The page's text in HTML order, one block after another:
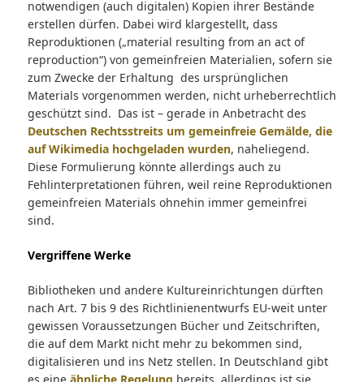
notwendigen (auch digitalen) Kopien ihrer Bestände
erstellen dürfen. Dabei wird klargestellt, dass
Reproduktionen („material resulting from an act of
reproduction“) von gemeinfreien Materialien, sofern sie
zum Zwecke der Erhaltung des ursprünglichen
Materials vorgenommen werden, nicht urheberrechtlich
geschützt sind. Das ist – gerade in Anbetracht des
Deutschen Rechtsstreits um gemeinfreie Gemälde, die
auf Wikimedia hochgeladen wurden, naheliegend.
Diese Formulierung könnte allerdings auch zu
Fehlinterpretationen führen, weil reine Reproduktionen
gemeinfreien Materials ohnehin immer gemeinfrei
sind.
Vergriffene Werke
Bibliotheken und andere Kultureinrichtungen dürften
nach Art. 7 bis 9 des Richtlinienentwurfs EU-weit unter
gewissen Voraussetzungen Bücher und Zeitschriften,
die auf dem Markt nicht mehr zu bekommen sind,
digitalisieren und ins Netz stellen. In Deutschland gibt